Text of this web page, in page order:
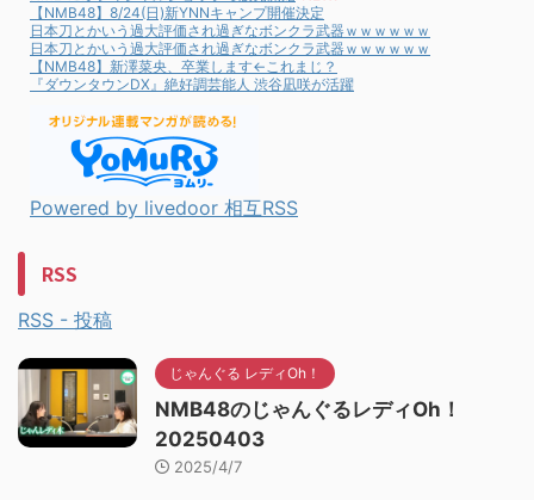
【NMB48】8/24(日)新YNNキャンプ開催決定
日本刀とかいう過大評価され過ぎなボンクラ武器ｗｗｗｗｗｗ
日本刀とかいう過大評価され過ぎなボンクラ武器ｗｗｗｗｗｗ
【NMB48】新澤菜央、卒業します←これまじ？
『ダウンタウンDX』絶好調芸能人 渋谷凪咲が活躍
Powered by livedoor 相互RSS
RSS
RSS - 投稿
じゃんぐる レディOh！
NMB48のじゃんぐるレディOh！
20250403
2025/4/7